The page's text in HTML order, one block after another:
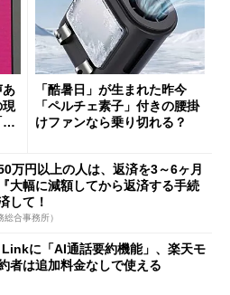
あ
現
「酷暑日」が生まれた昨今
「ペルチェ素子」付きの腰掛
けファンなら乗り切れる？
万円以上の人は、返済を3～6ヶ月
大幅に減額してから返済する手続
して！
合事務所）
に「AI通話要約機能」、楽天モ
者は追加料金なしで使える